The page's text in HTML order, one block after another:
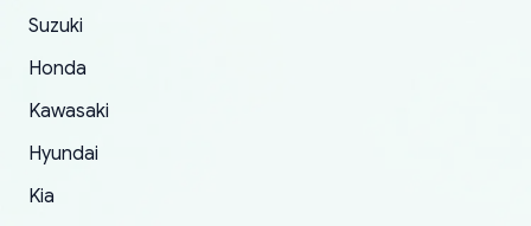
Suzuki
Honda
Kawasaki
Hyundai
Kia